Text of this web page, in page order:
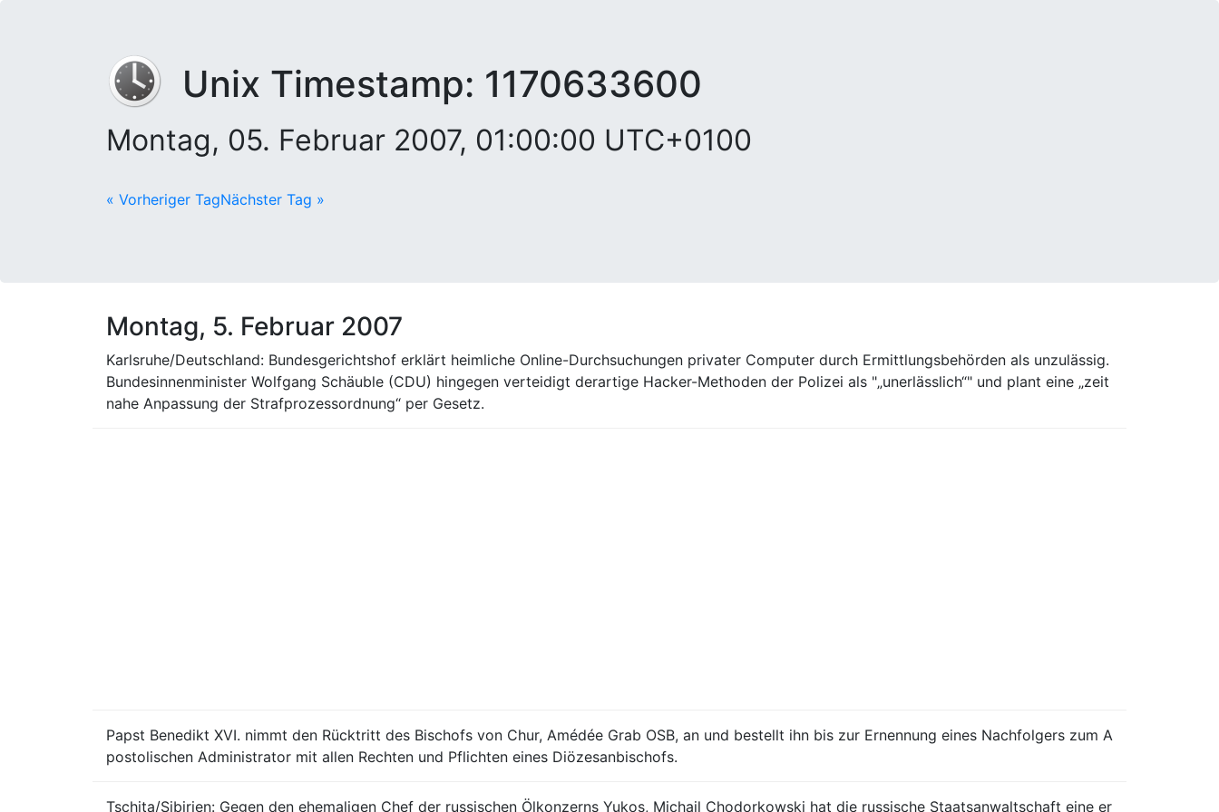
Unix Timestamp: 1170633600
Montag, 05. Februar 2007, 01:00:00 UTC+0100
« Vorheriger TagNächster Tag »
Montag, 5. Februar 2007
Karlsruhe/Deutschland: Bundesgerichtshof erklärt heimliche Online-Durchsuchungen privater Computer durch Ermittlungsbehörden als unzulässig.
Bundesinnenminister Wolfgang Schäuble (CDU) hingegen verteidigt derartige Hacker-Methoden der Polizei als "„unerlässlich“" und plant eine „zeit
nahe Anpassung der Strafprozessordnung“ per Gesetz.
Papst Benedikt XVI. nimmt den Rücktritt des Bischofs von Chur, Amédée Grab OSB, an und bestellt ihn bis zur Ernennung eines Nachfolgers zum A
postolischen Administrator mit allen Rechten und Pflichten eines Diözesanbischofs.
Tschita/Sibirien: Gegen den ehemaligen Chef der russischen Ölkonzerns Yukos, Michail Chodorkowski hat die russische Staatsanwaltschaft eine er